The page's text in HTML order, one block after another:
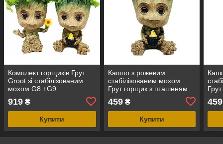
Комплект горщиків Грут
Groot зі стабілізованим
мохом G8 +G9
919 ₴
Купити
Кашпо з рожевим
стабілізованим мохом
Грут горщик з пташеням
459₴
Купити
459